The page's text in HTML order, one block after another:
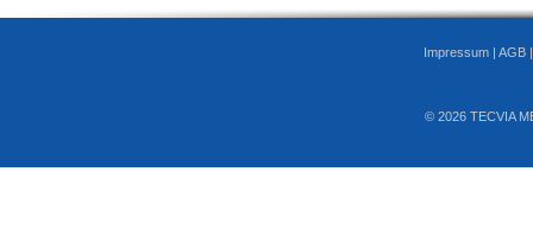
Impressum | AGB
© 2026 TECVIA